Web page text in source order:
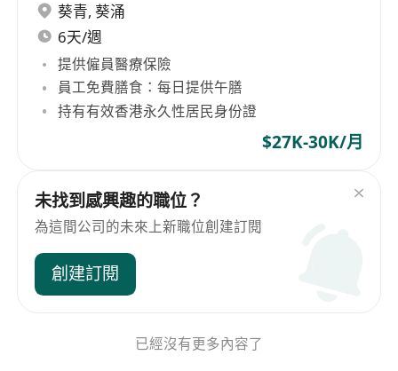
葵青, 葵涌
6天/週
提供僱員醫療保險
員工免費膳食：每日提供午膳
持有有效香港永久性居民身份證
$27K-30K/月
未找到感興趣的職位？
為這間公司的未來上新職位創建訂閱
創建訂閱
已經沒有更多內容了